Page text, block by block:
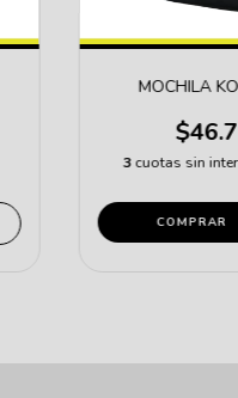
MOCHILA
3cuotas sin
COMPRAR